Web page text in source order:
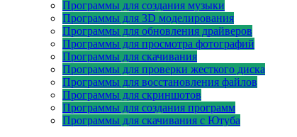
Программы для создания музыки
Программы для 3D моделирования
Программы для обновления драйверов
Программы для просмотра фотографий
Программы для скачивания
Программы для проверки жесткого диска
Программы для восстановления файлов
Программы для скриншотов
Программы для создания программ
Программы для скачивания с Ютуба